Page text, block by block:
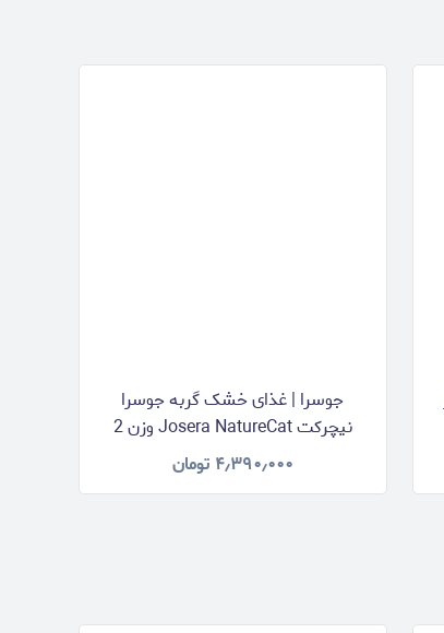
جوسرا | غذای خشک گربه جوسرا
نیچرکت Josera NatureCat وزن 2
کیلوگرم
۴٫۳۹۰٫۰۰۰ تومان